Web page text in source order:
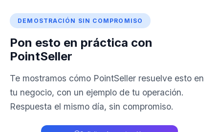
DEMOSTRACIÓN SIN COMPROMISO
Pon esto en práctica con
PointSeller
Te mostramos cómo PointSeller resuelve esto en
tu negocio, con un ejemplo de tu operación.
Respuesta el mismo día, sin compromiso.